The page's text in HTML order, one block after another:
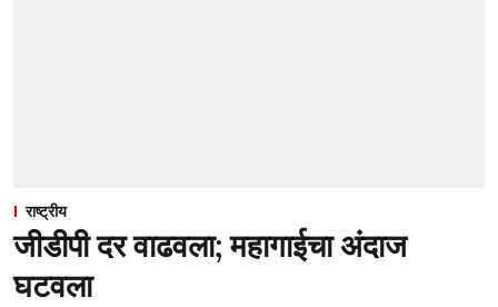
राष्ट्रीय
जीडीपी दर वाढवला; महागाईचा अंदाज
घटवला